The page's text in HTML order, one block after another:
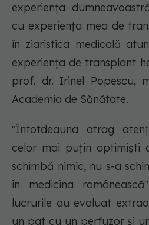
experiența
cu experiența mea de
în ziaristica medicală
experiența de transplant
prof. dr. Irinel Popescu,
Academia de Sănătate.
"Întotdeauna atrag
celor mai puțin optimiști
schimbă nimic, nu s-a
în medicina
lucrurile au evoluat
un pat cu un perfuzor și